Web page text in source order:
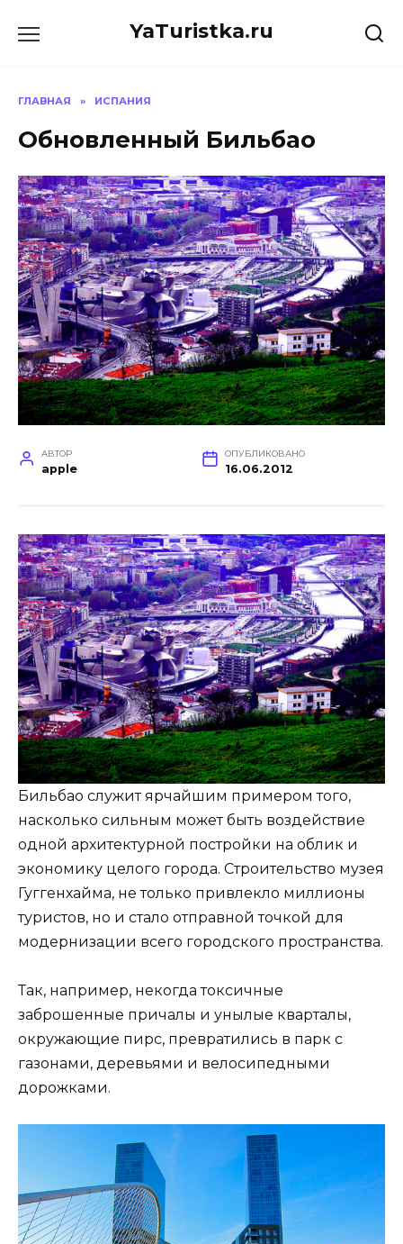
YaTuristka.ru
ГЛАВНАЯ » ИСПАНИЯ
Обновленный Бильбао
АВТОР
apple
ОПУБЛИКОВАНО
16.06.2012
Бильбао служит ярчайшим примером того,
насколько сильным может быть воздействие
одной архитектурной постройки на облик и
экономику целого города. Строительство музея
Гуггенхайма, не только привлекло миллионы
туристов, но и стало отправной точкой для
модернизации всего городского пространства.
Так, например, некогда токсичные
заброшенные причалы и унылые кварталы,
окружающие пирс, превратились в парк с
газонами, деревьями и велосипедными
дорожками.